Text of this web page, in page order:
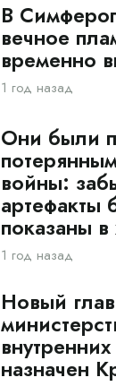
В
вечное
временно
1 год назад
Они были
войны:
артефакты
показаны в
1 год назад
Новый
назначен